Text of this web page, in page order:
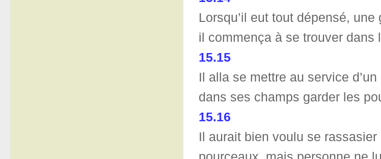
Lorsqu’il eut tout dépensé,
il commença à se trouver dans
15.15
Il alla se mettre au service
dans ses champs garder les
15.16
Il aurait bien voulu se